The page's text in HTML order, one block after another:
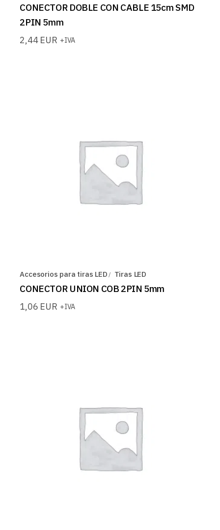
CONECTOR DOBLE CON CABLE 15cm SMD
2PIN 5mm
2,44 EUR +IVA
Accesorios para tiras LED Tiras LED
CONECTOR UNION COB 2PIN 5mm
1,06 EUR +IVA